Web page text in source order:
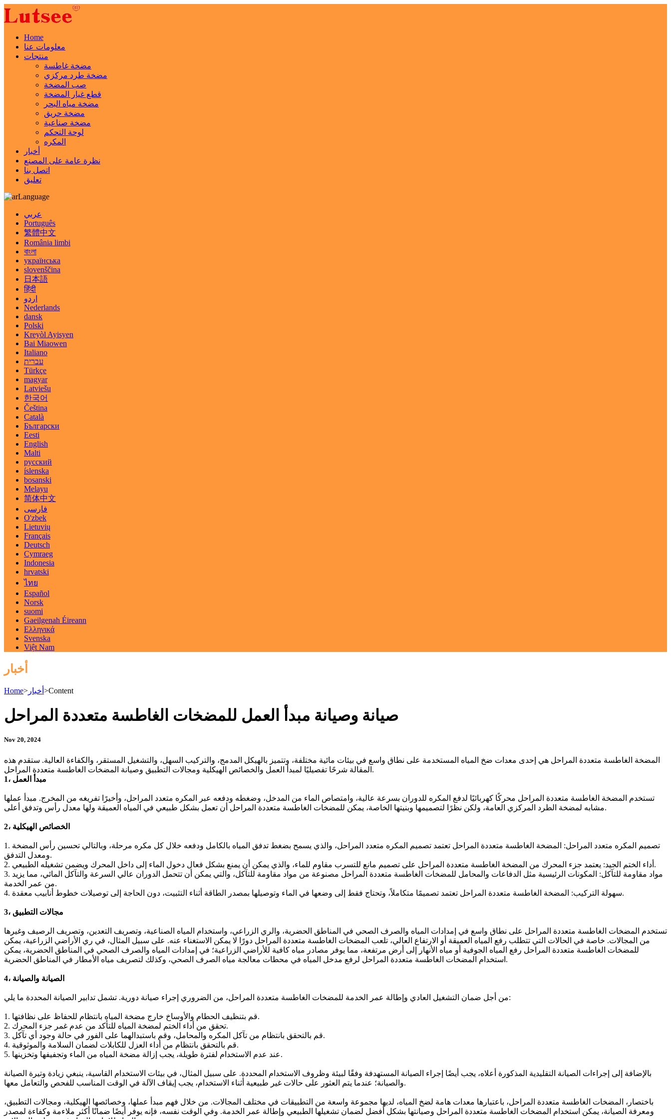
Home
معلومات عنا
منتجات
مضخة غاطسة
مضخة طرد مركزي
صب المضخة
قطع غيار المضخة
مضخة مياه البحر
مضخة حريق
مضخة صناعية
لوحة التحكم
المكره
أخبار
نظرة عامة على المصنع
اتصل بنا
تعليق
Language
عربي
Português
繁體中文
România limbi
বাংলা
українська
slovenščina
日本語
हिंदी
اردو
Nederlands
dansk
Polski
Kreyòl Ayisyen
Bai Miaowen
Italiano
עברית
Türkçe
magyar
Latviešu
한국어
Čeština
Català
Български
Eesti
English
Malti
русский
íslenska
bosanski
Melayu
简体中文
فارسی
O'zbek
Lietuvių
Français
Deutsch
Cymraeg
Indonesia
hrvatski
ไทย
Español
Norsk
suomi
Gaeilgenah Éireann
Ελληνικά
Svenska
Việt Nam
أخبار
Home> أخبار >Content
صيانة وصيانة مبدأ العمل للمضخات الغاطسة متعددة المراحل
Nov 20, 2024
المضخة الغاطسة متعددة المراحل هي إحدى معدات ضخ المياه المستخدمة على نطاق واسع في بيئات مائية مختلفة، وتتميز بالهيكل المدمج، والتركيب السهل، والتشغيل المستقر، والكفاءة العالية. ستقدم هذه
المقالة شرحًا تفصيليًا لمبدأ العمل والخصائص الهيكلية ومجالات التطبيق وصيانة المضخات الغاطسة متعددة المراحل.
1، مبدأ العمل
تستخدم المضخة الغاطسة متعددة المراحل محركًا كهربائيًا لدفع المكره للدوران بسرعة عالية، وامتصاص الماء من المدخل، وضغطه ودفعه عبر المكره متعدد المراحل، وأخيرًا تفريغه من المخرج. مبدأ عملها
مشابه لمضخة الطرد المركزي العامة، ولكن نظرًا لتصميمها وبنيتها الخاصة، يمكن للمضخات الغاطسة متعددة المراحل أن تعمل بشكل طبيعي في المياه العميقة ولها معدل رأس وتدفق أعلى.
2، الخصائص الهيكلية
1. تصميم المكره متعدد المراحل: المضخة الغاطسة متعددة المراحل تعتمد تصميم المكره متعدد المراحل، والذي يسمح بضغط تدفق المياه بالكامل ودفعه خلال كل مكره مرحلة، وبالتالي تحسين رأس المضخة
ومعدل التدفق.
2. أداء الختم الجيد: يعتمد جزء المحرك من المضخة الغاطسة متعددة المراحل على تصميم مانع للتسرب مقاوم للماء، والذي يمكن أن يمنع بشكل فعال دخول الماء إلى داخل المحرك ويضمن تشغيله الطبيعي.
3. مواد مقاومة للتآكل: المكونات الرئيسية مثل الدفاعات والمحامل للمضخات الغاطسة متعددة المراحل مصنوعة من مواد مقاومة للتآكل، والتي يمكن أن تتحمل الدوران عالي السرعة والتآكل المائي، مما يزيد
من عمر الخدمة.
4. سهولة التركيب: المضخة الغاطسة متعددة المراحل تعتمد تصميمًا متكاملاً، وتحتاج فقط إلى وضعها في الماء وتوصيلها بمصدر الطاقة أثناء التثبيت، دون الحاجة إلى توصيلات خطوط أنابيب معقدة.
3، مجالات التطبيق
تستخدم المضخات الغاطسة متعددة المراحل على نطاق واسع في إمدادات المياه والصرف الصحي في المناطق الحضرية، والري الزراعي، واستخدام المياه الصناعية، وتصريف التعدين، وتصريف الرصيف وغيرها
من المجالات. خاصة في الحالات التي تتطلب رفع المياه العميقة أو الارتفاع العالي، تلعب المضخات الغاطسة متعددة المراحل دورًا لا يمكن الاستغناء عنه. على سبيل المثال، في ري الأراضي الزراعية، يمكن
للمضخات الغاطسة متعددة المراحل رفع المياه الجوفية أو مياه الأنهار إلى أرض مرتفعة، مما يوفر مصادر مياه كافية للأراضي الزراعية؛ في إمدادات المياه والصرف الصحي في المناطق الحضرية، يمكن
استخدام المضخات الغاطسة متعددة المراحل لرفع مدخل المياه في محطات معالجة مياه الصرف الصحي، وكذلك لتصريف مياه الأمطار في المناطق الحضرية.
4، الصيانة والصيانة
من أجل ضمان التشغيل العادي وإطالة عمر الخدمة للمضخات الغاطسة متعددة المراحل، من الضروري إجراء صيانة دورية. تشمل تدابير الصيانة المحددة ما يلي:
1. قم بتنظيف الحطام والأوساخ خارج مضخة المياه بانتظام للحفاظ على نظافتها.
2. تحقق من أداء الختم لمضخة المياه للتأكد من عدم غمر جزء المحرك.
3. قم بالتحقق بانتظام من تآكل المكره والمحامل، وقم باستبدالهما على الفور في حالة وجود أي تآكل.
4. قم بالتحقق بانتظام من أداء العزل للكابلات لضمان السلامة والموثوقية.
5. عند عدم الاستخدام لفترة طويلة، يجب إزالة مضخة المياه من الماء وتجفيفها وتخزينها.
بالإضافة إلى إجراءات الصيانة التقليدية المذكورة أعلاه، يجب أيضًا إجراء الصيانة المستهدفة وفقًا لبيئة وظروف الاستخدام المحددة. على سبيل المثال، في بيئات الاستخدام القاسية، ينبغي زيادة وتيرة الصيانة
والصيانة؛ عندما يتم العثور على حالات غير طبيعية أثناء الاستخدام، يجب إيقاف الآلة في الوقت المناسب للفحص والتعامل معها.
باختصار، المضخات الغاطسة متعددة المراحل، باعتبارها معدات هامة لضخ المياه، لديها مجموعة واسعة من التطبيقات في مختلف المجالات. من خلال فهم مبدأ عملها، وخصائصها الهيكلية، ومجالات التطبيق،
ومعرفة الصيانة، يمكن استخدام المضخات الغاطسة متعددة المراحل وصيانتها بشكل أفضل لضمان تشغيلها الطبيعي وإطالة عمر الخدمة. وفي الوقت نفسه، فإنه يوفر أيضًا ضمانًا أكثر ملاءمة وكفاءة لمصدر